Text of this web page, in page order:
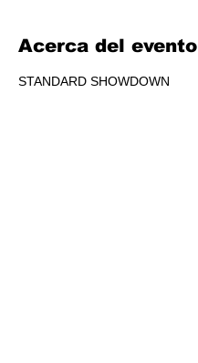
Acerca del evento
STANDARD SHOWDOWN